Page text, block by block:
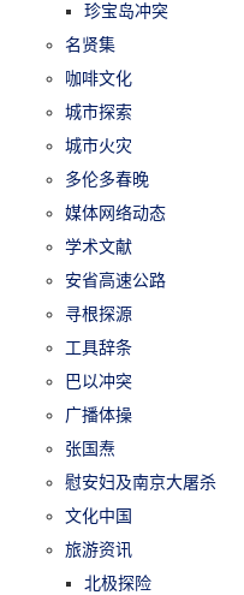
珍宝岛冲突
名贤集
咖啡文化
城市探索
城市火灾
多伦多春晚
媒体网络动态
学术文献
安省高速公路
寻根探源
工具辞条
巴以冲突
广播体操
张国焘
慰安妇及南京大屠杀
文化中国
旅游资讯
北极探险